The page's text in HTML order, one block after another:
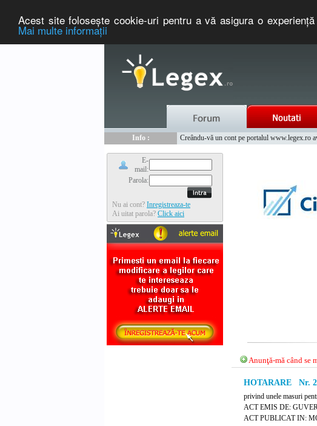
Acest site foloseşte cookie-uri pentru a vă asigura o
Mai multe informaţii
Info :
Creându-vă un cont pe portalul www.legex.ro
E-
mail:
Parola:
Nu ai cont? Inregistreaza-te
Ai uitat parola? Click aici
Anunţă-mă când se
HOTARARE Nr.
privind unele masuri
ACT EMIS DE:
ACT PUBLICAT IN: